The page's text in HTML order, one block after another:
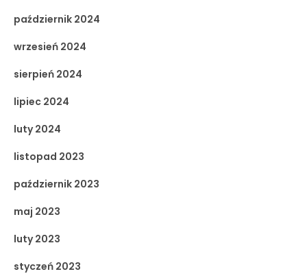
październik 2024
wrzesień 2024
sierpień 2024
lipiec 2024
luty 2024
listopad 2023
październik 2023
maj 2023
luty 2023
styczeń 2023